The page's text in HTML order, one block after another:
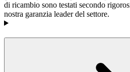
di ricambio sono testati secondo
nostra garanzia leader del settore.
Prodotti